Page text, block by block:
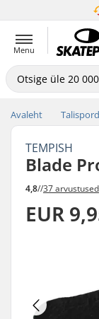
Menu
Avaleht
TEMPISH
Blade
4,8//37 arvustused
EUR